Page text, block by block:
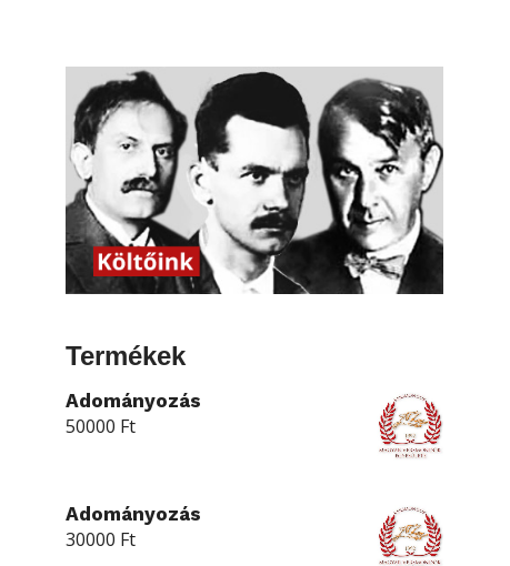
Termékek
Adományozás
50000 Ft
Adományozás
30000 Ft